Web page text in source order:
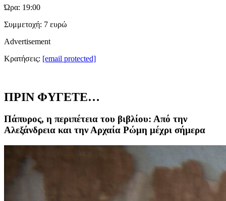
Ώρα: 19:00
Συμμετοχή: 7 ευρώ
Advertisement
Κρατήσεις: [email protected]
ΠΡΙΝ ΦΥΓΕΤΕ…
Πάπυρος, η περιπέτεια του βιβλίου: Από την
Αλεξάνδρεια και την Αρχαία Ρώμη μέχρι σήμερα